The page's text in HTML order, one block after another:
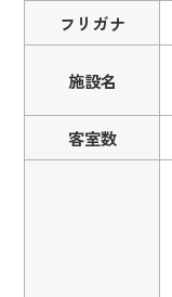
フリガナ
施設名
客室数